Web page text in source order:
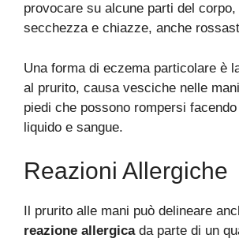
provocare su alcune parti del
secchezza e chiazze, anche
Una forma di eczema particolare è
al prurito, causa vesciche nelle
piedi che possono rompersi
liquido e sangue.
Reazioni Allergiche
Il prurito alle mani può delineare
reazione allergicada parte di un